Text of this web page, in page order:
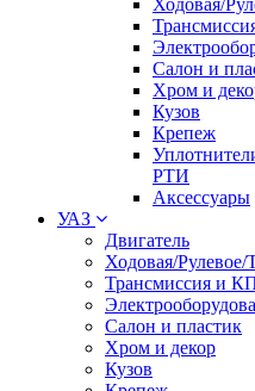
Ходовая/
Салон и
Хром и
Кузов
Крепеж
РТИ
Аксессуары
УАЗ
Двигатель
Ходовая/Рулевое/
Трансмиссия и
Салон и пластик
Хром и декор
Кузов